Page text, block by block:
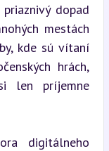
dopad
mestách
kde sú vítaní
hrách,
len príjemne
digitálneho